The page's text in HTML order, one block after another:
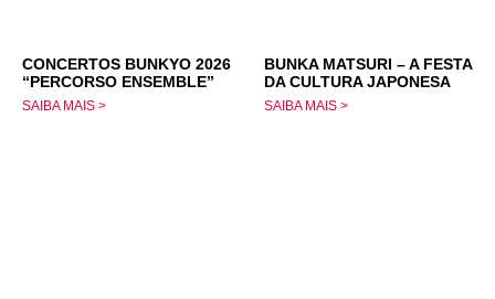
CONCERTOS BUNKYO 2026
“PERCORSO ENSEMBLE”
SAIBA MAIS >
BUNKA MATSURI – A FESTA
DA CULTURA JAPONESA
SAIBA MAIS >